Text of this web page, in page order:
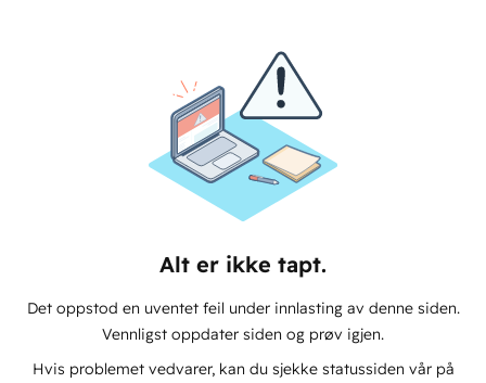
Alt er ikke tapt.
Det oppstod en uventet feil under innlasting av denne siden.
Vennligst oppdater siden og prøv igjen.
Hvis problemet vedvarer, kan du sjekke statussiden vår på